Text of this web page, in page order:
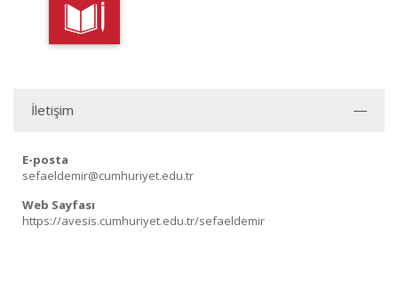
İletişim
E-posta
sefaeldemir@cumhuriyet.edu.tr
Web Sayfası
https://avesis.cumhuriyet.edu.tr/sefaeldemir